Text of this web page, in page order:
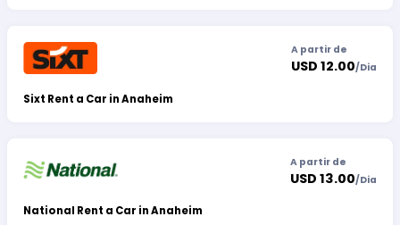
Sixt Rent a Car in Anaheim
A partir de
USD 12.00/Dia
National Rent a Car in Anaheim
A partir de
USD 13.00/Dia